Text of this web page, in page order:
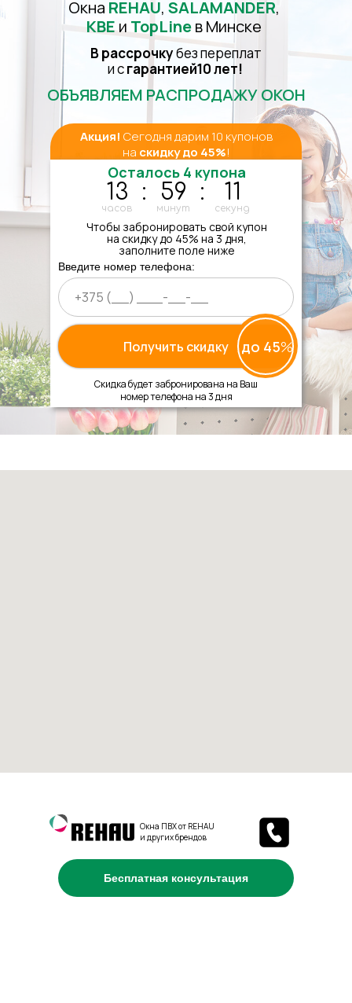
Окна REHAU, SALAMANDER,
KBE и TopLineв Минске
Введите номер телефона:
Получить скидку
Осталось 4 купона
В рассрочкубез переплат
и сгарантией10 лет!
Акция! Сегодня дарим 10 купонов
на скидку до 45%!
Скидка будет забронирована на Ваш
номер телефона на 3 дня
до 45%
ОБЪЯВЛЯЕМ РАСПРОДАЖУ ОКОН
Чтобы забронировать свой купон
на скидку до 45% на 3 дня,
заполните поле ниже
13
часов
: 59
минут
: 10
секунд
10 лет!
Бесплатная консультация
Окна ПВХ от REHAU
и других брендов